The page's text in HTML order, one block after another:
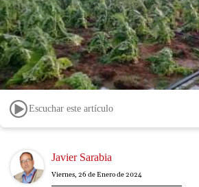
Escuchar este artículo
Image Javier Sarabia
Viernes, 26 de Enero de 2024